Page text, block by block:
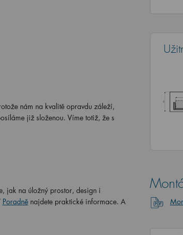
nám na kvalitě opravdu záleží,
již složenou. Víme totiž, že s
jak na úložný prostor, design i
Poradně najdete praktické informace. A